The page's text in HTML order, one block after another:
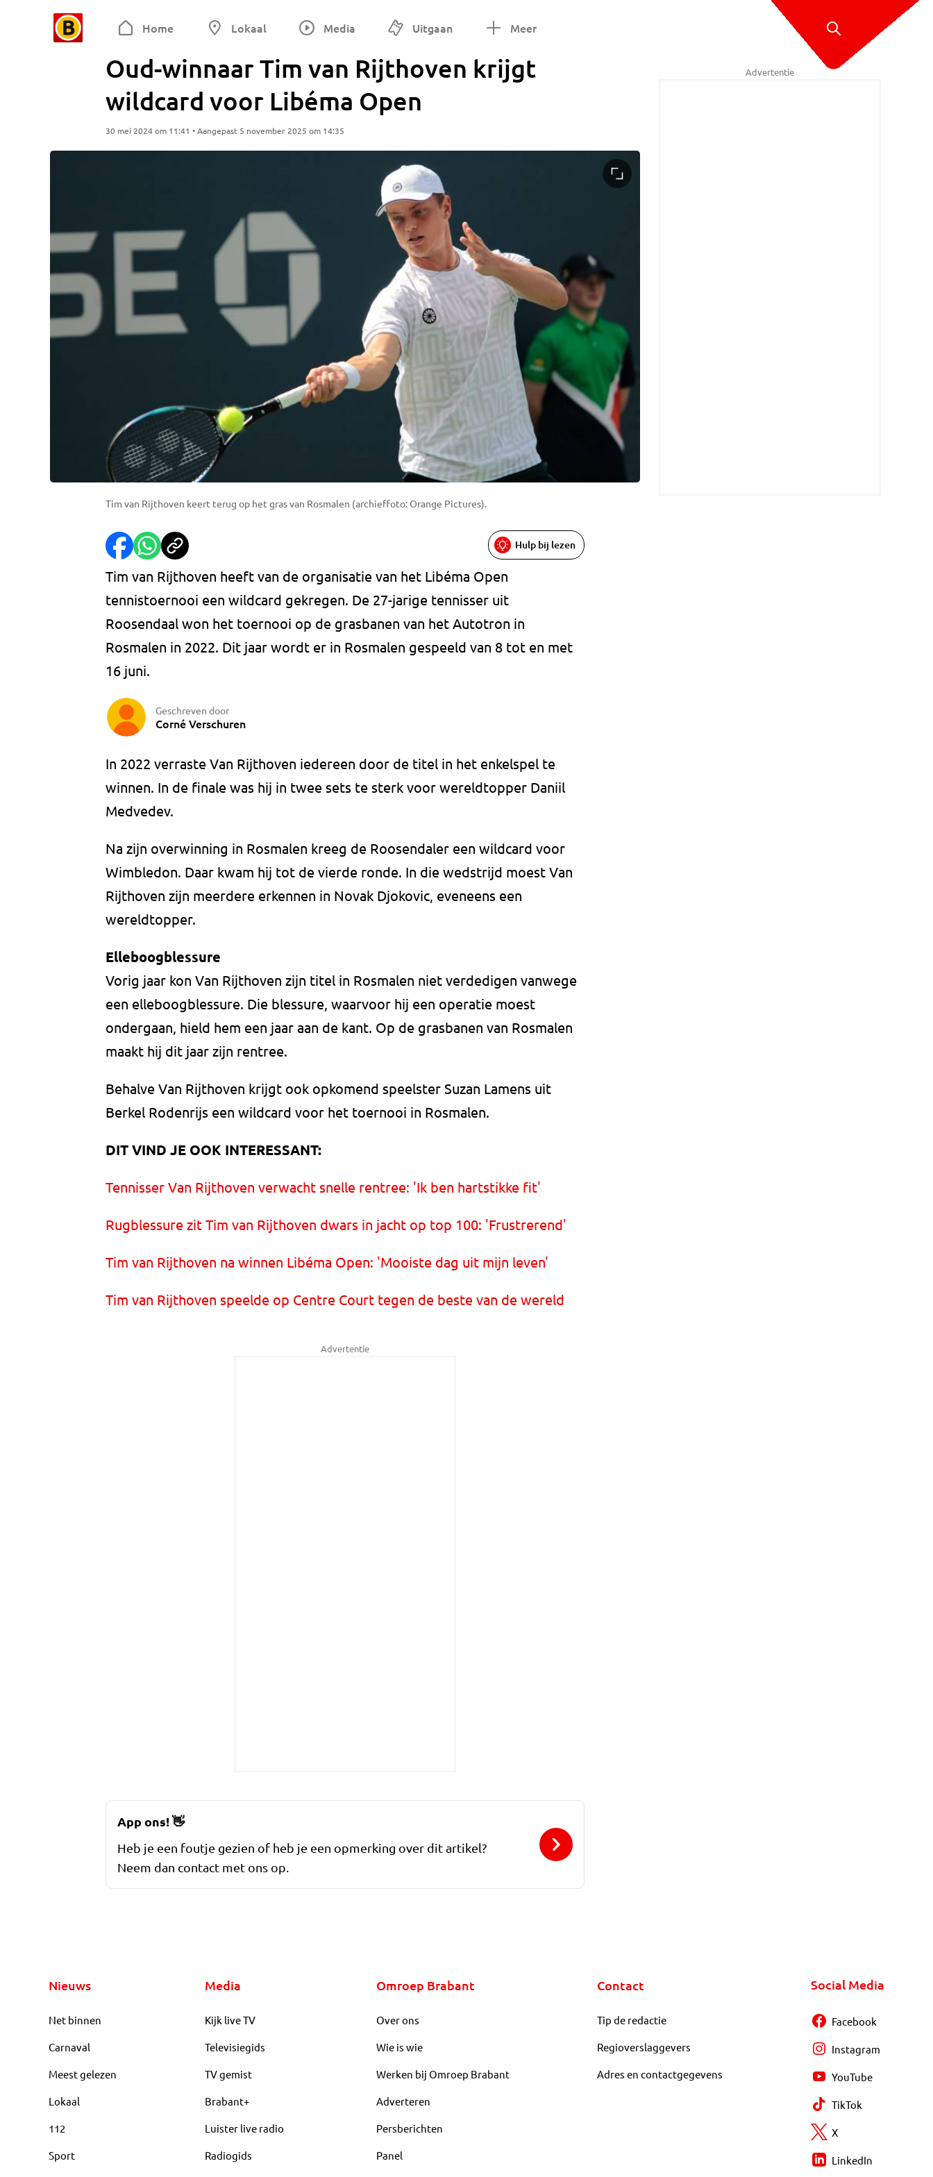
Home Lokaal Media Uitgaan Meer
Oud-winnaar Tim van Rijthoven krijgt
wildcard voor Libéma Open
30 mei 2024 om 11:41 • Aangepast 5 november 2025 om 14:35
Tim van Rijthoven keert terug op het gras van Rosmalen (archieffoto: Orange Pictures).
Hulp bij lezen
Tim van Rijthoven heeft van de organisatie van het Libéma Open
tennistoernooi een wildcard gekregen. De 27-jarige tennisser uit
Roosendaal won het toernooi op de grasbanen van het Autotron in
Rosmalen in 2022. Dit jaar wordt er in Rosmalen gespeeld van 8 tot en met
16 juni.
Geschreven door
Corné Verschuren
In 2022 verraste Van Rijthoven iedereen door de titel in het enkelspel te
winnen. In de finale was hij in twee sets te sterk voor wereldtopper Daniil
Medvedev.
Na zijn overwinning in Rosmalen kreeg de Roosendaler een wildcard voor
Wimbledon. Daar kwam hij tot de vierde ronde. In die wedstrijd moest Van
Rijthoven zijn meerdere erkennen in Novak Djokovic, eveneens een
wereldtopper.
Elleboogblessure
Vorig jaar kon Van Rijthoven zijn titel in Rosmalen niet verdedigen vanwege
een elleboogblessure. Die blessure, waarvoor hij een operatie moest
ondergaan, hield hem een jaar aan de kant. Op de grasbanen van Rosmalen
maakt hij dit jaar zijn rentree.
Behalve Van Rijthoven krijgt ook opkomend speelster Suzan Lamens uit
Berkel Rodenrijs een wildcard voor het toernooi in Rosmalen.
DIT VIND JE OOK INTERESSANT:
Tennisser Van Rijthoven verwacht snelle rentree: 'Ik ben hartstikke fit'
Rugblessure zit Tim van Rijthoven dwars in jacht op top 100: 'Frustrerend'
Tim van Rijthoven na winnen Libéma Open: 'Mooiste dag uit mijn leven'
Tim van Rijthoven speelde op Centre Court tegen de beste van de wereld
Advertentie
Advertentie
App ons!👋
Heb je een foutje gezien of heb je een opmerking over dit artikel?
Neem dan contact met ons op.
Nieuws
Net binnen
Carnaval
Meest gelezen
Lokaal
112
Sport
Media
Kijk live TV
Televisiegids
TV gemist
Brabant+
Luister live radio
Radiogids
Omroep Brabant
Over ons
Wie is wie
Werken bij Omroep Brabant
Adverteren
Persberichten
Panel
Contact
Tip de redactie
Regioverslaggevers
Adres en contactgegevens
Social Media
Facebook
Instagram
YouTube
TikTok
X
LinkedIn